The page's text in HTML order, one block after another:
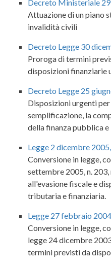
Decreto Ministeriale
Attuazione di un piano
invalidità civili
Decreto Legge 30
Proroga di termini
disposizioni finanziarie
Decreto Legge 25
Disposizioni urgenti
semplificazione, la
della finanza pubblica
Legge 2 dicembre
Conversione in legge,
settembre 2005, n.
all'evasione fiscale e
tributaria e finanziaria.
Legge 27 febbraio
Conversione in legge,
legge 24 dicembre
termini previsti da